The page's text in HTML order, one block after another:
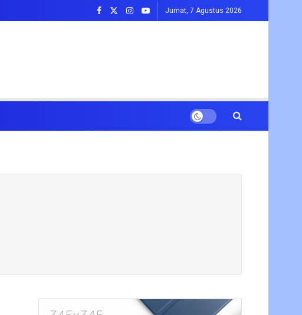
Jumat, 7 Agustus 2026